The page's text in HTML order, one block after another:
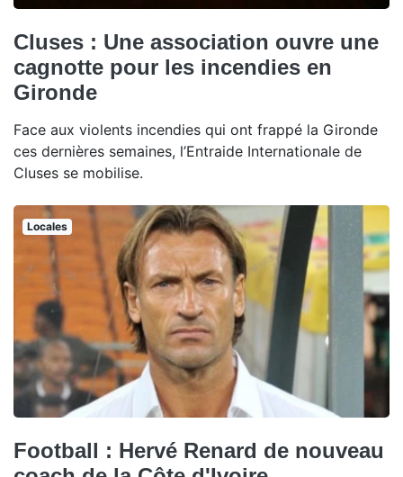
Cluses : Une association ouvre une
cagnotte pour les incendies en
Gironde
Face aux violents incendies qui ont frappé la Gironde
ces dernières semaines, l’Entraide Internationale de
Cluses se mobilise.
Locales
Football : Hervé Renard de nouveau